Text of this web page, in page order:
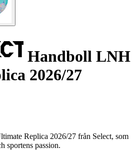
Handboll LNH
2026/27
Replica 2026/27 från Select, som
sportens passion.